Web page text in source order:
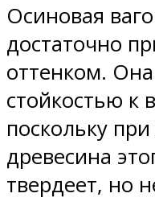
Осиновая
достаточно
оттенком.
стойкостью к
поскольку
древесина
твердеет, но